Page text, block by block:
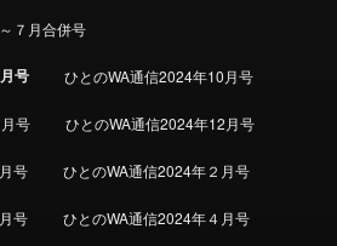
７月合併号
号 ひとのWA通信2024年10月号
号 ひとのWA通信2024年12月号
号 ひとのWA通信2024年２月号
号 ひとのWA通信2024年４月号